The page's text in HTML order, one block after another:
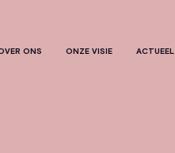
ONS ONZE VISIE ACTUEEL